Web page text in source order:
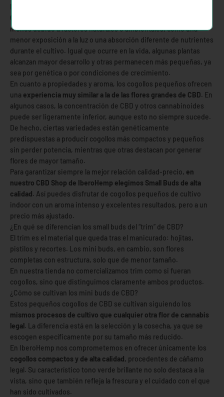
La distinción más evidente está en
CBD
menos debido a factores naturales o ambientales, como una
menor exposición a la luz o una absorción diferente de nutrientes
durante el cultivo. Igual que ocurre en la vida, algunas plantas
alcanzan mayor desarrollo y otras permanecen más pequeñas, ya
sea por genética o por condiciones de crecimiento.
En cuanto a propiedades y aroma, los cogollos pequeños ofrecen
una experiencia muy similar a la de las flores grandes de CBD. En
algunos casos, la concentración de CBD y otros cannabinoides
puede ser ligeramente inferior, aunque esto no siempre sucede.
De hecho, ciertas variedades están genéticamente
predispuestas a producir cogollos más compactos y pequeños
sin perder potencia, mientras que otras destacan por generar
flores de mayor tamaño.
Para garantizar siempre la mejor relación calidad-precio, en
nuestro CBD Shop de IberoHemp elegimos Small Buds de alta
calidad. Así puedes disfrutar de cogollos pequeños de cultivo
indoor con un aroma intenso y excelentes resultados, pero a un
precio más ajustado.
¿En qué se diferencian los small buds del “trim” de CBD?
El trim es el material que queda tras el manicurado: hojitas,
pistilos y recortes. Los mini buds, en cambio, son flores
completas con estructura, solo que de menor tamaño.
En nuestra tienda no comercializamos trim como si fueran
cogollos, sino que distinguimos claramente ambos productos.
¿Cómo se cultivan los mini buds de CBD?
Estos pequeños cogollos de CBD se cultivan siguiendo los
mismos procesos de cultivo que cualquier otra flor de cannabis
legal. La diferencia está en la selección y la cosecha, ya que se
escogen específicamente por su tamaño más reducido.
En IberoHemp nos comprometemos en ofrecer únicamente los
cogollos compactos y de alta calidad, procedentes de cáñamo
legal. Su característico tono verde brillante no solo destaca a la
vista, sino que también refleja la frescura y el cuidado con el que
han sido cultivados.